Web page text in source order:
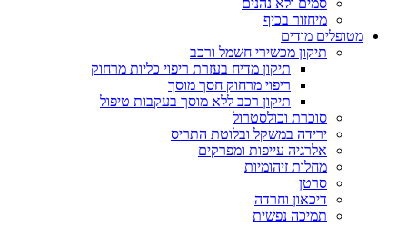
סמים ולא נהנים
מיחזור בכיף
מטופלים מודים
תיקון מכשירי חשמל ורכב
תיקון מדיח בעזרת ריפוי כליות מרחוק
ריפוי מרחוק חסך מוסך
תיקון רכב ללא מוסך בעקבות טיפול
סוכרת וכולסטרול
ירידה במשקל ובלוטת התריס
אלרגיה עייפות ומפרקים
מחלות זיהומיות
סרטן
דיכאון וחרדה
תמיכה נפשית